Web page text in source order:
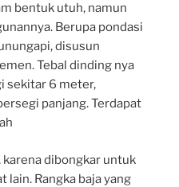
bentuk utuh, namun
Berupa pondasi
disusun
Tebal dinding nya
sekitar 6 meter,
panjang. Terdapat
karena dibongkar untuk
lain. Rangka baja yang